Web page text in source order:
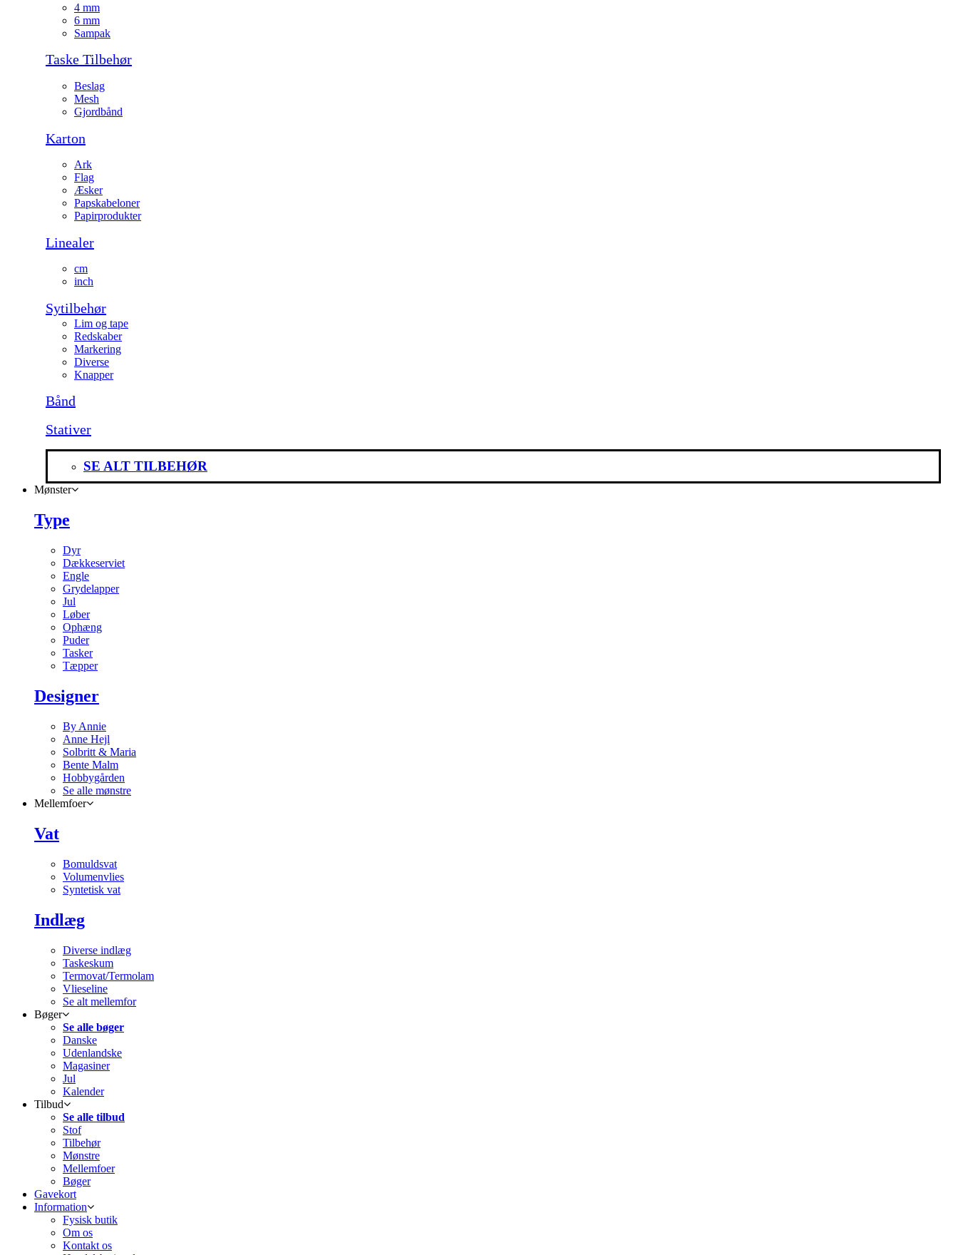
4 mm
6 mm
Sampak
Taske Tilbehør
Beslag
Mesh
Gjordbånd
Karton
Ark
Flag
Æsker
Papskabeloner
Papirprodukter
Linealer
cm
inch
Sytilbehør
Lim og tape
Redskaber
Markering
Diverse
Knapper
Bånd
Stativer
SE ALT TILBEHØR
Mønster
Type
Dyr
Dækkeserviet
Engle
Grydelapper
Jul
Løber
Ophæng
Puder
Tasker
Tæpper
Designer
By Annie
Anne Hejl
Solbritt & Maria
Bente Malm
Hobbygården
Se alle mønstre
Mellemfoer
Vat
Bomuldsvat
Volumenvlies
Syntetisk vat
Indlæg
Diverse indlæg
Taskeskum
Termovat/Termolam
Vlieseline
Se alt mellemfor
Bøger
Se alle bøger
Danske
Udenlandske
Magasiner
Jul
Kalender
Tilbud
Se alle tilbud
Stof
Tilbehør
Mønstre
Mellemfoer
Bøger
Gavekort
Information
Fysisk butik
Om os
Kontakt os